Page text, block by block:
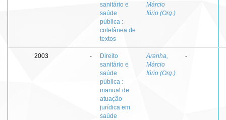
sanitário e
saúde
pública :
coletânea de
textos
Márcio
Iório (Org.)
2003 -
Direito
sanitário e
saúde
pública :
manual de
atuação
jurídica em
saúde
Aranha,
Márcio
Iório (Org.)
-